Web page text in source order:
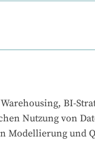
BI-
Nutzung von
Modellierung und